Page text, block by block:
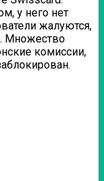
у него нет
жалуются,
Множество
комиссии,